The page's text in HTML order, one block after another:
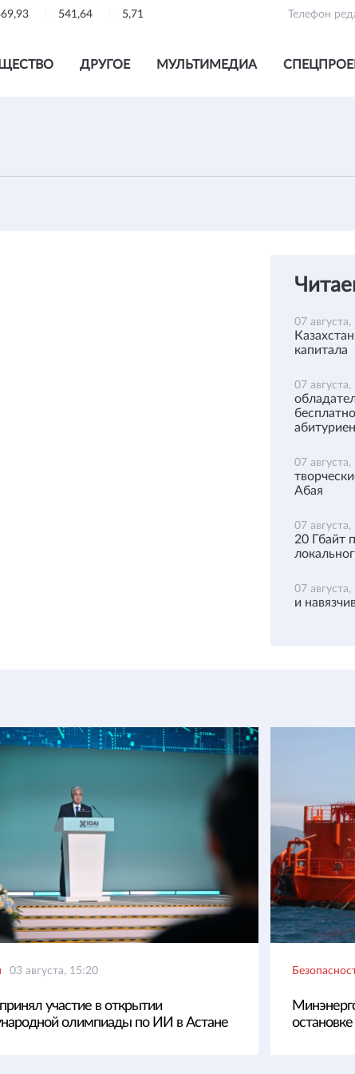
541,64 5,71 Телефон
ДРУГОЕ МУЛЬТИМЕДИА
07
капитала
07
07
Абая
07
20 Гбайт
07
и
03 августа, 15:20
участие в открытии
олимпиады по ИИ в Астане